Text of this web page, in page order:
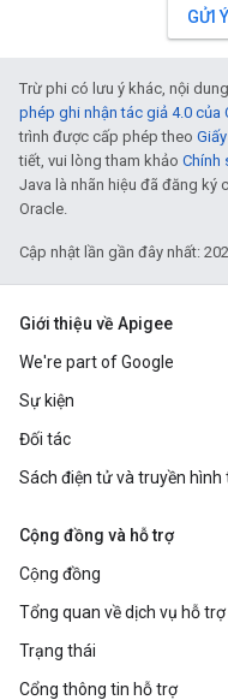
GỬI
Trừ phi có lưu ý khác, nội
phép ghi nhận tác giả 4.0 của
trình được cấp phép theo
tiết, vui lòng tham khảo Chính
Java là nhãn hiệu đã đăng ký
Oracle.
Cập nhật lần gần đây nhất:
Giới thiệu về Apigee
We're part of Google
Sự kiện
Đối tác
Sách điện tử và truyền
Cộng đồng và hỗ trợ
Cộng đồng
Tổng quan về dịch vụ hỗ
Trạng thái
Cổng thông tin hỗ trợ